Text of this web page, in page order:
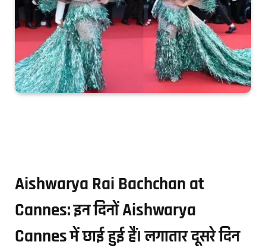
Aishwarya Rai Bachchan at
Cannes: इन दिनों Aishwarya
Cannes में छाई हुई हैं। लगातार दूसरे दिन